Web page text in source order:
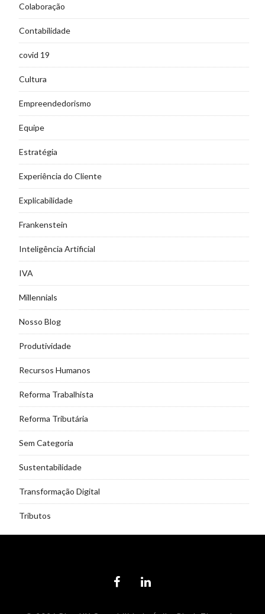
Colaboração
Contabilidade
covid 19
Cultura
Empreendedorismo
Equipe
Estratégia
Experiência do Cliente
Explicabilidade
Frankenstein
Inteligência Artificial
IVA
Millennials
Nosso Blog
Produtividade
Recursos Humanos
Reforma Trabalhista
Reforma Tributária
Sem Categoria
Sustentabilidade
Transformação Digital
Tributos